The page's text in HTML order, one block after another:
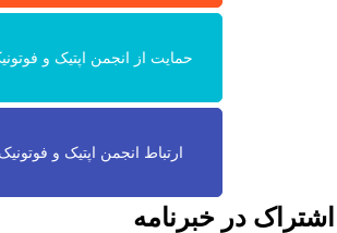
حمایت از انجمن اپتیک و فوتونیک
ارتباط انجمن اپتیک و فوتونیک
در خبرنامه